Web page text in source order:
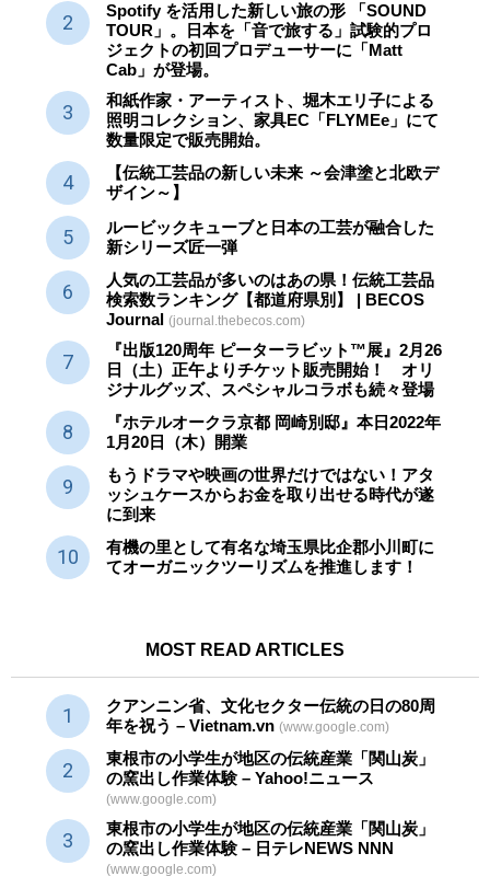
Spotify を活用した新しい旅の形 「SOUND
TOUR」。日本を「音で旅する」試験的プロ
ジェクトの初回プロデューサーに「Matt
Cab」が登場。
和紙作家・アーティスト、堀木エリ子による
照明コレクション、家具EC「FLYMEe」にて
数量限定で販売開始。
【伝統工芸品の新しい未来 ～会津塗と北欧デ
ザイン～】
ルービックキューブと日本の工芸が融合した
新シリーズ匠一弾
人気の工芸品が多いのはあの県！伝統工芸品
検索数ランキング【都道府県別】 | BECOS
Journal (journal.thebecos.com)
『出版120周年 ピーターラビット™展』2月26
日（土）正午よりチケット販売開始！ オリ
ジナルグッズ、スペシャルコラボも続々登場
『ホテルオークラ京都 岡崎別邸』本日2022年
1月20日（木）開業
もうドラマや映画の世界だけではない！アタ
ッシュケースからお金を取り出せる時代が遂
に到来
有機の里として有名な埼玉県比企郡小川町に
てオーガニックツーリズムを推進します！
MOST READ ARTICLES
クアンニン省、文化セクター伝統の日の80周
年を祝う – Vietnam.vn (www.google.com)
東根市の小学生が地区の伝統産業 「関山炭」
の窯出し作業体験 – Yahoo!ニュース
(www.google.com)
東根市の小学生が地区の伝統産業 「関山炭」
の窯出し作業体験 – 日テレNEWS NNN
(www.google.com)